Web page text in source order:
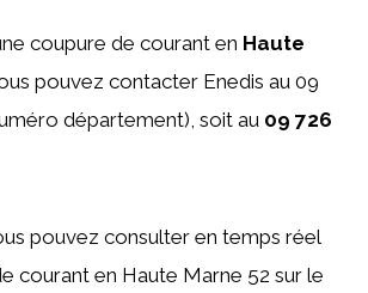
coupure de courant en Haute
pouvez contacter Enedis au 09
département), soit au 09 726
pouvez consulter en temps réel
courant en Haute Marne 52 sur le